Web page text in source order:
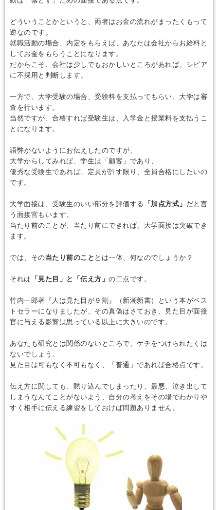
どういうことかというと、両者はお金の流れがまったくもって
逆なのです。
就職活動の場合、内定をもらえば、あなたは会社からお給料と
してお金をもらうことになります。
だからこそ、会社は少しでもおかしいところがあれば、シビア
に不採用と判断します。
一方で、大学受験の場合、受験料を支払ってもらい、大学は審
査を行います。
当然ですが、合格すれば受験生は、入学金と授業料を支払うこ
とになります。
語弊がないようにお伝えしたのですが、
大学からしてみれば、学生は「顧客」であり、
優秀な受験生であれば、定員が許す限り、全員合格にしたいの
です。
大学面接は、受験生のいい部分を評価する 「加点方式」 だと言
う面接官もいます。
当たり前のことが、当たり前にできれば、大学面接は突破でき
ます。
では、その当たり前のこと とは一体、何なのでしょうか？
それは 「見た目」と「伝え方」 の二点です。
竹内一郎著『人は見た目が９割』（新潮新書）という本がベス
トセラーになりましたが、その真偽はさておき、見た目が面接
官に与える影響は思っている以上に大きいのです。
あなたも研究とは関係のないところで、ケチをつけられたくは
ないでしょう。
見た目は可もなく不可もなく、「普通」であれば合格点です。
伝え方に関しても、黙り込んでしまったり、最悪、泣き出して
しまうなんてことがないよう、自分の考えをその場でわかりや
すく相手に伝える練習をしておけば問題ありません。